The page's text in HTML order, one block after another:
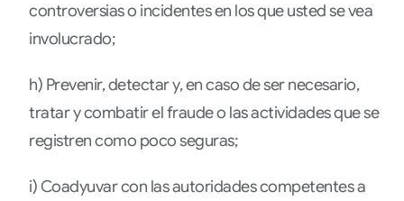
controversias o incidentes en los que usted se vea
involucrado;
h) Prevenir, detectar y, en caso de ser necesario,
tratar y combatir el fraude o las actividades que se
registren como poco seguras;
i) Coadyuvar con las autoridades competentes a